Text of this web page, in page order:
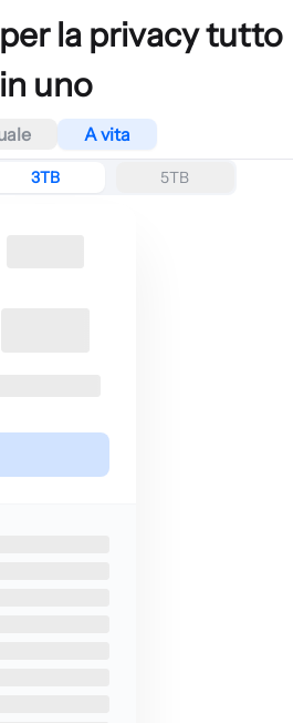
la privacy tutto
in uno
A vita
3TB 5TB